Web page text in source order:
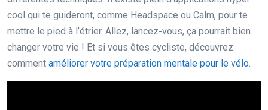
cool qui te guideront, comme Headspace ou Calm, pour te
mettre le pied à l’étrier. Allez, lancez-vous, ça pourrait bien
changer votre vie ! Et si vous êtes cycliste, découvrez
comment améliorer votre préparation mentale pour le vélo.